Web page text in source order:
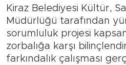
Kiraz Belediyesi Kültür,
Müdürlüğü tarafından
sorumluluk projesi
zorbalığa karşı
farkındalık çalışması